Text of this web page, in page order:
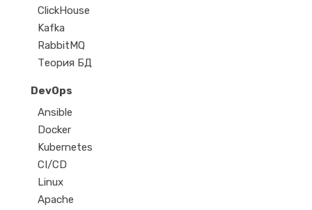
ClickHouse
Kafka
RabbitMQ
Теория БД
DevOps
Ansible
Docker
Kubernetes
CI/CD
Linux
Apache